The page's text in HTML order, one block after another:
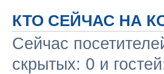
КТО СЕЙЧАС НА
Сейчас
скрытых: 0 и